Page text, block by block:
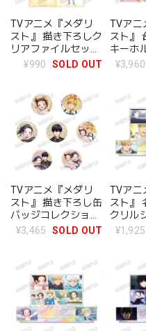
TVアニメ『メダリ
スト』 描き下ろしク
リアファイルセット
¥990 SOLD OUT
TVアニ
スト』
キーホ
ション
¥3,960
TVアニメ『メダリ
スト』 描き下ろし缶
バッジコレクション
BOX 全7種
¥3,465 SOLD OUT
TVアニ
スト』
クリル
¥1,925